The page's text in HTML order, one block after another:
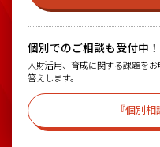
個別でのご相談も受付中！
人財活用、育成に関する課題を
答えします。
『個別